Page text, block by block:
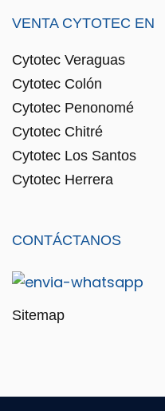
VENTA CYTOTEC EN
Cytotec Veraguas
Cytotec Colón
Cytotec Penonomé
Cytotec Chitré
Cytotec Los Santos
Cytotec Herrera
CONTÁCTANOS
Sitemap